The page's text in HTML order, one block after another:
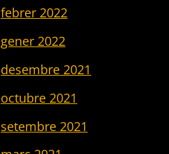
febrer 2022
gener 2022
desembre 2021
octubre 2021
setembre 2021